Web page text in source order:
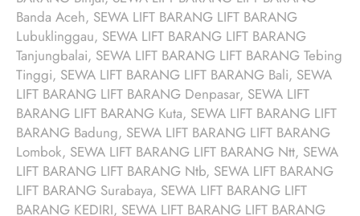
Banda Aceh, SEWA LIFT BARANG LIFT BARANG
Lubuklinggau, SEWA LIFT BARANG LIFT BARANG
Tanjungbalai, SEWA LIFT BARANG LIFT BARANG Tebing
Tinggi, SEWA LIFT BARANG LIFT BARANG Bali, SEWA
LIFT BARANG LIFT BARANG Denpasar, SEWA LIFT
BARANG LIFT BARANG Kuta, SEWA LIFT BARANG LIFT
BARANG Badung, SEWA LIFT BARANG LIFT BARANG
Lombok, SEWA LIFT BARANG LIFT BARANG Ntt, SEWA
LIFT BARANG LIFT BARANG Ntb, SEWA LIFT BARANG
LIFT BARANG Surabaya, SEWA LIFT BARANG LIFT
BARANG KEDIRI, SEWA LIFT BARANG LIFT BARANG